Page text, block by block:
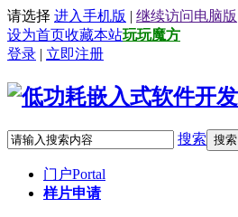
请选择 进入手机版 | 继续访问电脑版
设为首页收藏本站玩玩魔方
登录 | 立即注册
搜索 搜索
门户Portal
样片申请